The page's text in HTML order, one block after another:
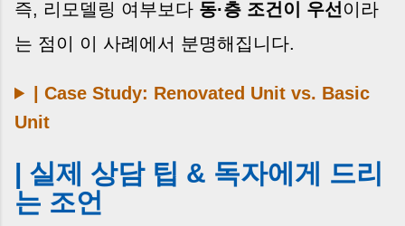
즉, 리모델링 여부보다 동·층 조건이 우선이라
는 점이 이 사례에서 분명해집니다.
| Case Study: Renovated Unit vs. Basic
Unit
| 실제 상담 팁 & 독자에게 드리
는 조언